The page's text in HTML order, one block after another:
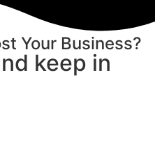
Your Business?
keep in